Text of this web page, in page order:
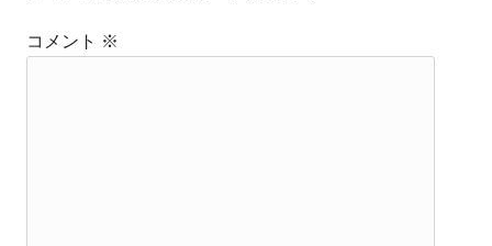
コメント ※